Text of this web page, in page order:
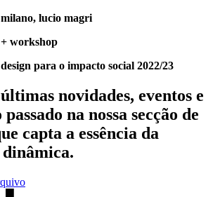
lucio magri
workshop
para o impacto social 2022/23
novidades, eventos e
passado na nossa secção de
capta a essência da